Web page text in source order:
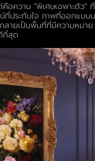
อความ "พิเศษเฉพาะตัว"
ที่ประทับใจ ภาพที่ออกแบ
ายเป็นพื้นที่ที่มีความหมา
ที่สุด